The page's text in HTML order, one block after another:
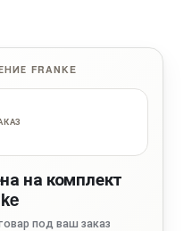
FRANKE
на комплект
под ваш заказ